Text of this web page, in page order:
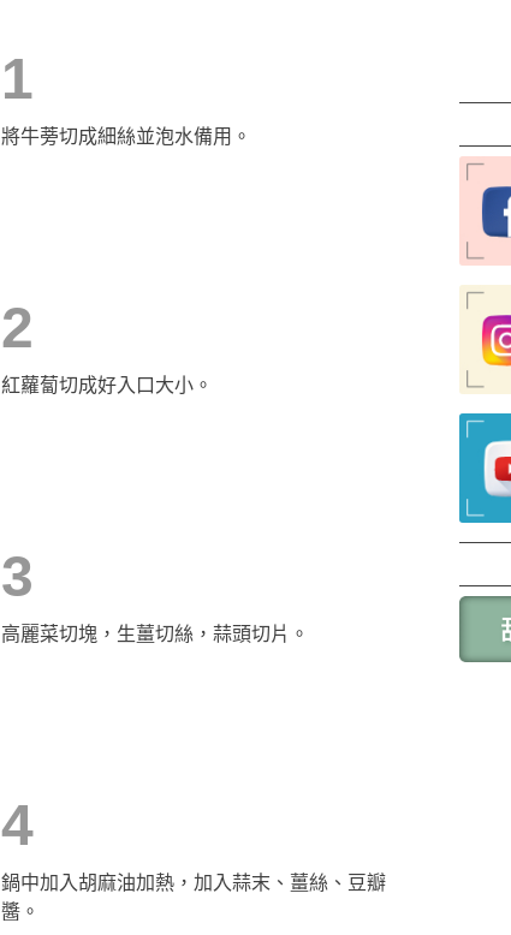
1
將牛蒡切成細絲並泡水備用。
2
紅蘿蔔切成好入口大小。
3
高麗菜切塊，生薑切絲，蒜頭切片。
4
鍋中加入胡麻油加熱，加入蒜末、薑絲、豆瓣
醬。